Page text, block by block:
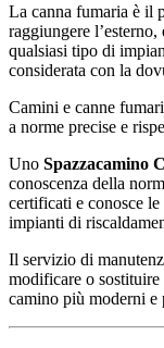
La canna fumaria è il
raggiungere
qualsiasi tipo di
considerata con la
Camini e canne
a norme precise e
Uno Spazzacamino
conoscenza della
certificati e conosce
impianti di
Il servizio di
modificare o sostituire
camino più moderni e